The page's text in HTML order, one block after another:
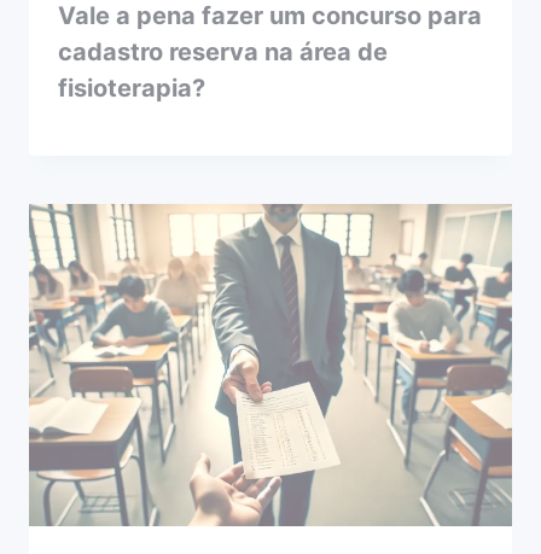
Vale a pena fazer um concurso para
cadastro reserva na área de
fisioterapia?